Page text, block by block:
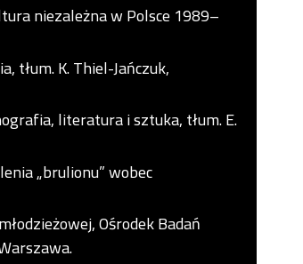
niezależna w Polsce 1989–
tłum. K. Thiel-Jańczuk,
literatura i sztuka, tłum. E.
„brulionu” wobec
Ośrodek Badań